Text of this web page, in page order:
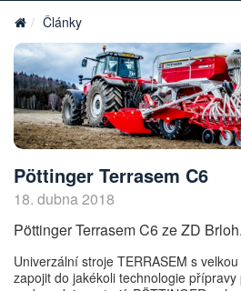
Články
Pöttinger Terrasem C6
18. dubna 2018
Pöttinger Terrasem C6 ze ZD Brloh.
Univerzální stroje TERRASEM s
zapojit do jakékoli technologie